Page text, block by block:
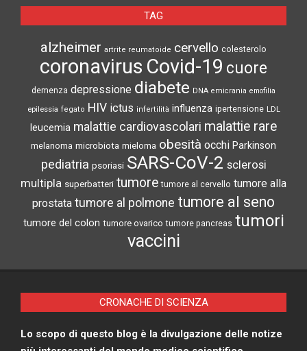
TAG
alzheimer artrite reumatoide cervello colesterolo
coronavirus Covid-19 cuore
demenza depressione diabete DNA emicrania emofilia
epilessia fegato HIV ictus infertilità influenza ipertensione LDL
leucemia malattie cardiovascolari malattie rare
melanoma microbiota mieloma obesità occhi Parkinson
pediatria psoriasi SARS-CoV-2 sclerosi
multipla superbatteri tumore tumore al cervello tumore alla
prostata tumore al polmone tumore al seno
tumore del colon tumore ovarico tumore pancreas tumori
vaccini
CRONACHE DI SCIENZA
Lo scopo di questo blog è la divulgazione delle notize